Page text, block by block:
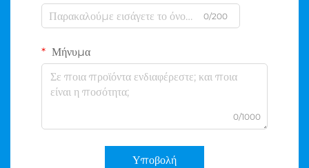
0/200
Μήνυμα
0/1000
Υποβολή